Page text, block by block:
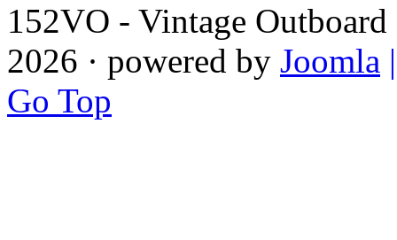
152VO - Vintage
2026 · powered by Joomla
Go Top